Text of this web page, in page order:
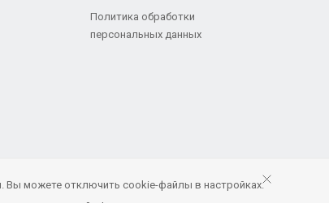
Политика обработки
персональных данных
Продвижение и сопровождение
Вы можете отключить cookie-файлы в настройках.